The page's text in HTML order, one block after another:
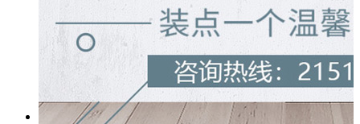
宏美壁纸
客户服务